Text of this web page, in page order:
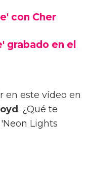
con Cher
grabado en el
en este vídeo en
. ¿Qué te
Lights